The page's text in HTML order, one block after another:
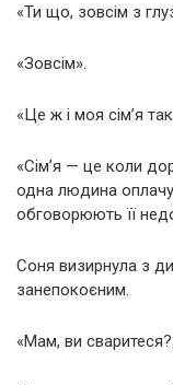
«Ти що, зовсім з
«Зовсім».
«Це ж і моя сім’я
«Сім’я — це коли
одна людина
обговорюють її
Соня визирнула з
занепокоєним.
«Мам, ви